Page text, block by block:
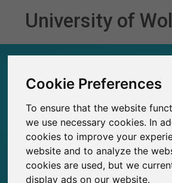
Cookie Preferences
To ensure that the website
we use necessary cookies. In
cookies to improve your
website and to analyze the
cookies are used, but we
display ads on our website.
University of
0
Études publiées jusqu'à
SurveyCircle
0
Études récemment
SurveyCircle
C'est
Explorer la
FAQ
S'inscrire
S'inscrire